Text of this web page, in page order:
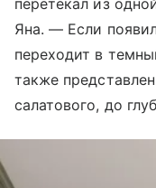
Яна. — Если
переходит в
также
салатового, до